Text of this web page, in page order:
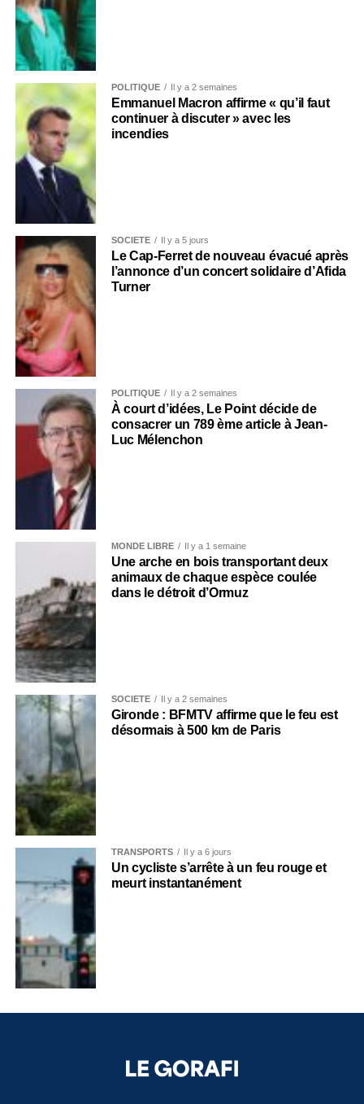
POLITIQUE Il y a 2 semaines
Emmanuel Macron affirme « qu’il faut
continuer à discuter » avec les
incendies
SOCIÉTÉ Il y a 5 jours
Le Cap-Ferret de nouveau évacué après
l’annonce d’un concert solidaire d’Afida
Turner
POLITIQUE Il y a 2 semaines
À court d’idées, Le Point décide de
consacrer un 789 ème article à Jean-
Luc Mélenchon
MONDE LIBRE Il y a 1 semaine
Une arche en bois transportant deux
animaux de chaque espèce coulée
dans le détroit d’Ormuz
SOCIÉTÉ Il y a 2 semaines
Gironde : BFMTV affirme que le feu est
désormais à 500 km de Paris
TRANSPORTS Il y a 6 jours
Un cycliste s’arrête à un feu rouge et
meurt instantanément